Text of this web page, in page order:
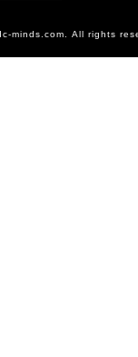
minds.com. All rights